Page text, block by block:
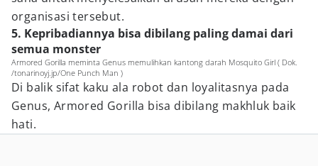
organisasi tersebut.
5. Kepribadiannya bisa dibilang paling damai dari
semua monster
Armored Gorilla meminta Genus memulihkan kantong darah Mosquito Girl ( Dok.
/tonarinoyj.jp/One Punch Man )
Di balik sifat kaku ala robot dan loyalitasnya pada
Genus, Armored Gorilla bisa dibilang makhluk baik
hati.